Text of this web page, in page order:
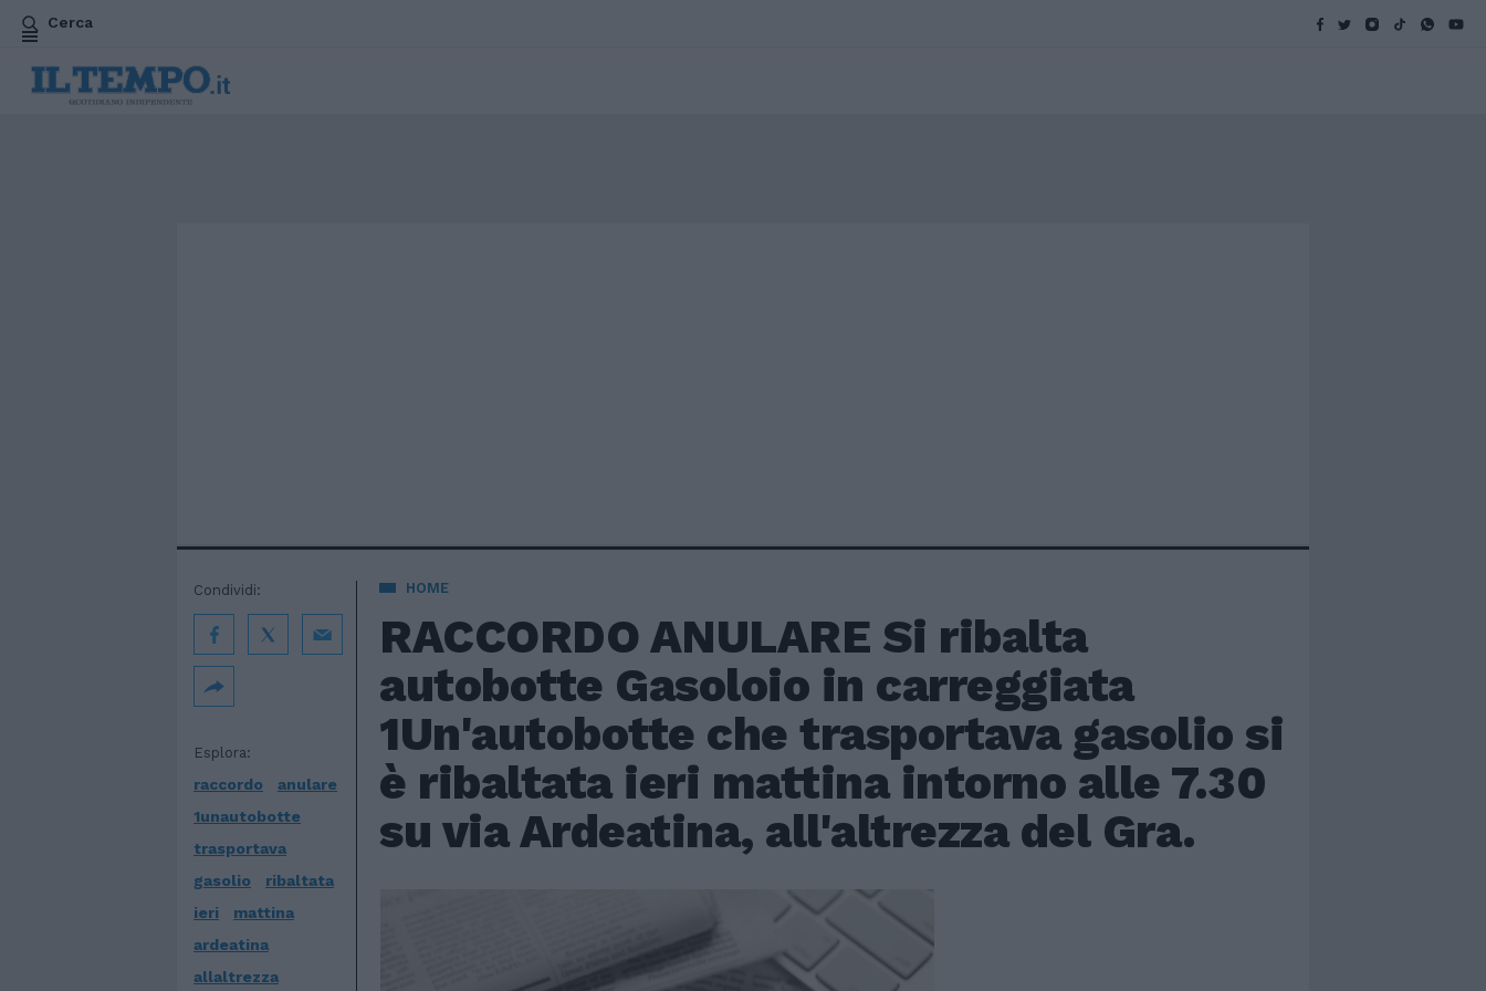
Cerca
HOME
RACCORDO ANULARE Si ribalta
autobotte Gasoloio in carreggiata
1Un'autobotte che trasportava gasolio si
è ribaltata ieri mattina intorno alle 7.30
su via Ardeatina, all'altrezza del Gra.
Esplora:
raccordo
anulare
1unautobotte
trasportava
gasolio
ribaltata
ieri
mattina
ardeatina
allaltrezza
Condividi: